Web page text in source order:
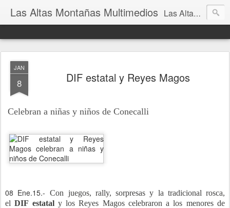
Las Altas Montañas Multimedios Las Altas Montañas Multimedios
JAN
8 DIF estatal y Reyes Magos
Celebran a niñas y niños de Conecalli
08 Ene.15.-
Con juegos, rally, sorpresas y la tradicional rosca,
el DIF estatal y los Reyes Magos celebraron a los menores de